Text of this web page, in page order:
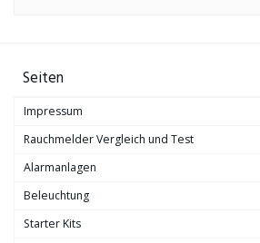
Seiten
Impressum
Rauchmelder Vergleich und Test
Alarmanlagen
Beleuchtung
Starter Kits